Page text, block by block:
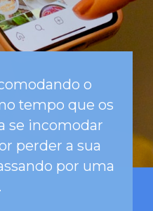
o
tempo que os
se incomodar
perder a sua
por uma